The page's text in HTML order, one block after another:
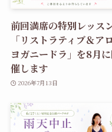
前回満席の特別レッス
「リストラティブ＆ア
ヨガニードラ」を8月
催します
2026年7月13日